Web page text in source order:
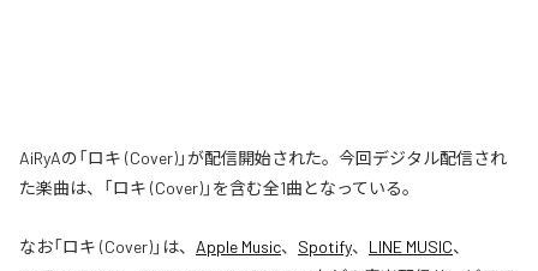
AiRyAの「ロキ (Cover)」が配信開始された。今回デジタル配信され
た楽曲は、「ロキ (Cover)」を含む全1曲となっている。
なお「ロキ (Cover)」は、 Apple Music、 Spotify、 LINE MUSIC、